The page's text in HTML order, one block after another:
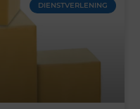
DIENSTVERLENING